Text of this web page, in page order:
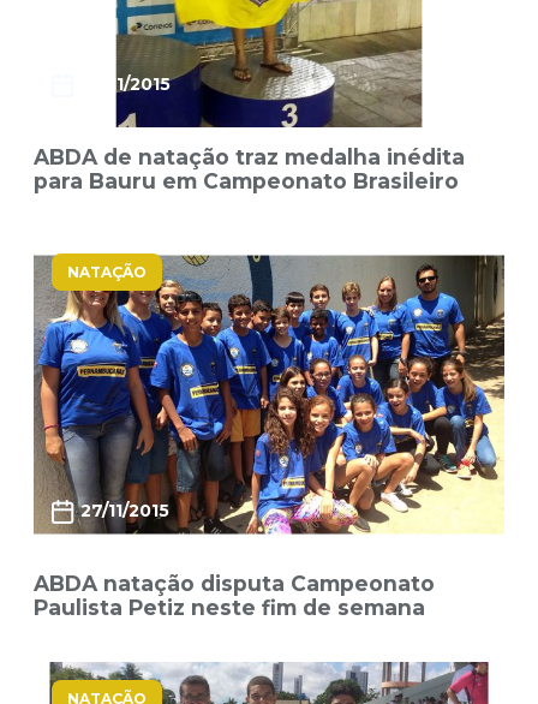
30/11/2015
ABDA de natação traz medalha inédita
para Bauru em Campeonato Brasileiro
NATAÇÃO
27/11/2015
ABDA natação disputa Campeonato
Paulista Petiz neste fim de semana
NATAÇÃO